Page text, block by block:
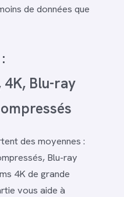
de données que
Blu-ray
des moyennes :
Blu-ray
4K de grande
vous aide à